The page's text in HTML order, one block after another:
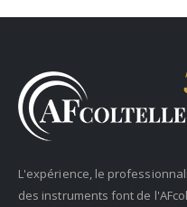
L'expérience, le
des instruments font de